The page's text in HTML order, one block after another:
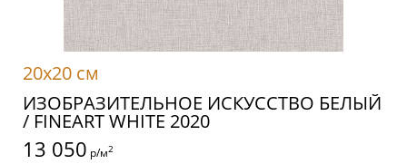
20x20 см
ИЗОБРАЗИТЕЛЬНОЕ ИСКУССТВО БЕЛЫЙ
/ FINEART WHITE 2020
13 050 р/м2